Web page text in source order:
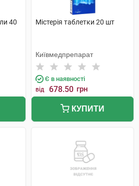
40
Містерія таблетки 20 шт
Київмедпрепарат
Є в наявності
від 678.50 грн
КУПИТИ